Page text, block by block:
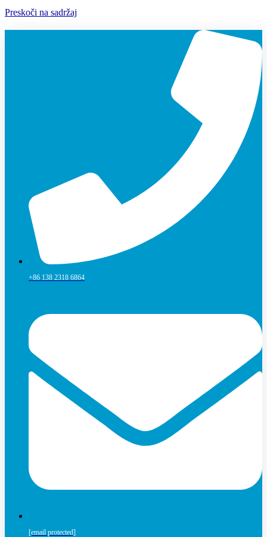
Preskoči na sadržaj
+86 138 2318 6864
[email protected]